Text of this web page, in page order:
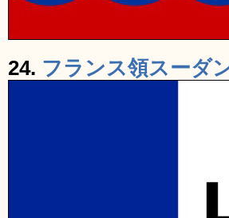
24. フランス領スーダ